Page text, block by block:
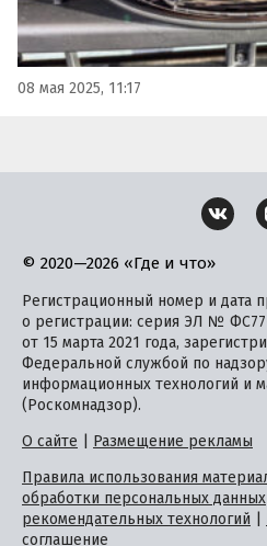
08 мая 2025, 11:17
© 2020—2026 «Где и что»
Регистрационный номер и дата
о регистрации: серия ЭЛ №
от 15 марта 2021 года,
Федеральной службой по
информационных технологий и
(Роскомнадзор).
О сайте
Размещение рекламы
Правила использования
обработки персональных данных
рекомендательных технологий
соглашение